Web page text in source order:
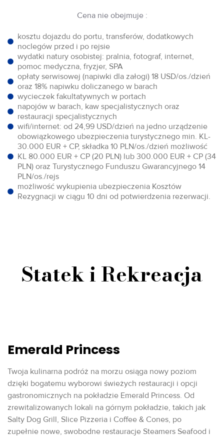
Cena nie obejmuje :
kosztu dojazdu do portu, transferów, dodatkowych
noclegów przed i po rejsie
wydatki natury osobistej: pralnia, fotograf, internet,
pomoc medyczna, fryzjer, SPA
opłaty serwisowej (napiwki dla załogi) 18 USD/os./dzień
oraz 18% napiwku doliczanego w barach
wycieczek fakultatywnych w portach
napojów w barach, kaw specjalistycznych oraz
restauracji specjalistycznych
wifi/internet: od 24,99 USD/dzień na jedno urządzenie
obowiązkowego ubezpieczenia turystycznego min. KL-
30.000 EUR + CP, składka 10 PLN/os./dzień możliwość
KL 80.000 EUR + CP (20 PLN) lub 300.000 EUR + CP (34
PLN) oraz Turystycznego Funduszu Gwarancyjnego 14
PLN/os./rejs
możliwość wykupienia ubezpieczenia Kosztów
Rezygnacji w ciągu 10 dni od potwierdzenia rezerwacji.
Statek i Rekreacja
Emerald Princess
Twoja kulinarna podróż na morzu osiąga nowy poziom
dzięki bogatemu wyborowi świeżych restauracji i opcji
gastronomicznych na pokładzie Emerald Princess. Od
zrewitalizowanych lokali na górnym pokładzie, takich jak
Salty Dog Grill, Slice Pizzeria i Coffee & Cones, po
zupełnie nowe, swobodne restauracje Steamers Seafood i